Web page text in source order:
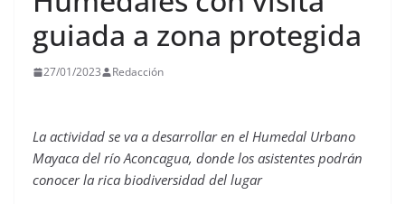
guiada a zona protegida
27/01/2023 Redacción
La actividad se va a desarrollar en el Humedal Urbano
Mayaca del río Aconcagua, donde los asistentes podrán
conocer la rica biodiversidad del lugar